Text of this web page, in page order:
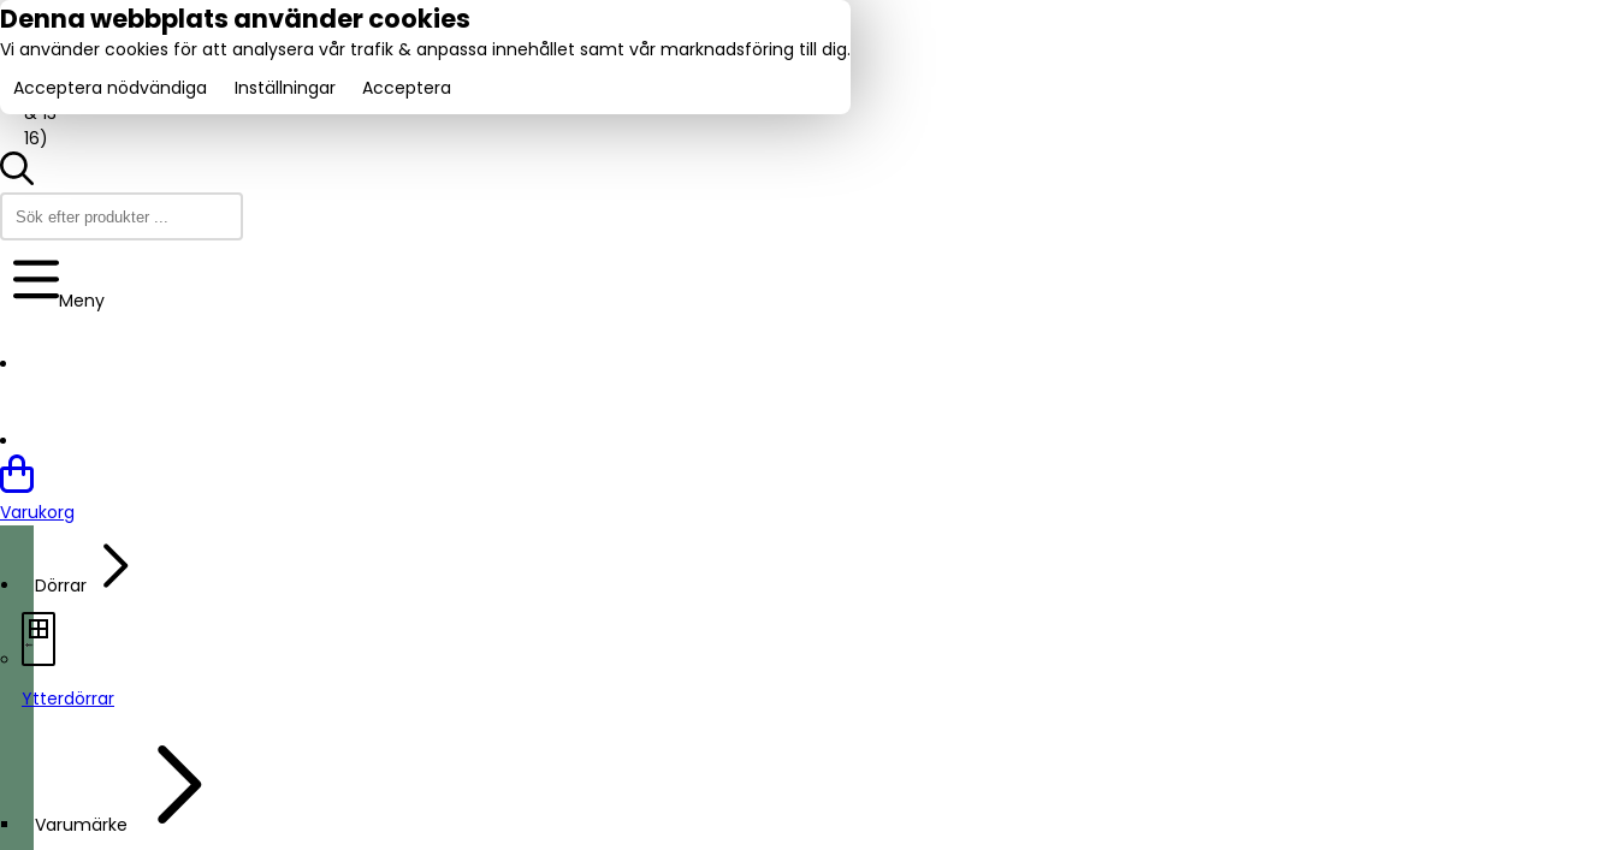
tel:
031-
160840
(9-12
& 13-
16)
Trustpilot
Utmärkt:
4.6/5
Meny
Varukorg
Dörrar
Ytterdörrar
Varumärke
Denna webbplats använder cookies
Vi använder cookies för att analysera vår trafik & anpassa innehållet samt vår marknadsföring till dig.
Acceptera nödvändiga
Inställningar Acceptera